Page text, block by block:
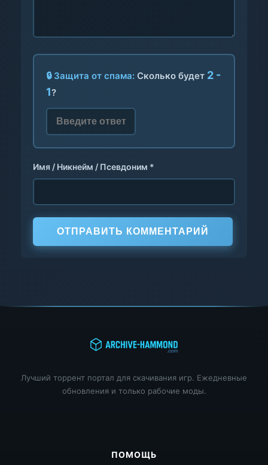
🔒 Защита от спама: Сколько будет 2 -
1?
Имя / Никнейм / Псевдоним *
ОТПРАВИТЬ КОММЕНТАРИЙ
Лучший торрент портал для скачивания игр. Ежедневные
обновления и только рабочие моды.
ПОМОЩЬ